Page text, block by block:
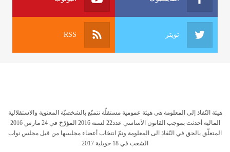
تويتر RSS
هيئة النّفاذ إلى المعلومة هي هيئة عمومية مستقلّة تتمتّع بالشخصيّة المعنوية والاستقلالية
المالية أحدثت بموجب القانون الأساسي عدد22 لسنة 2016 المؤرّخ في 24 مارس 2016
المتعلّق بالحق في النّفاذ الى المعلومة وتمّ انتخاب أعضاء مجلسها من قبل مجلس نواب
الشعب في 18 جويلية 2017